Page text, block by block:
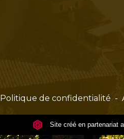
Politique de confidentialité -
Site créé en partenariat